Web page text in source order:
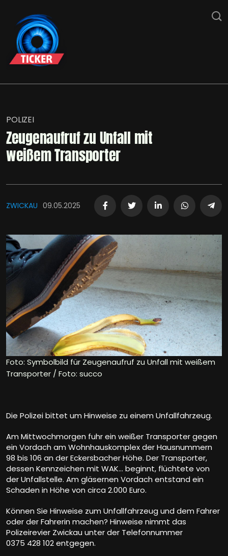
POLIZEI
Zeugenaufruf zu Unfall mit
weißem Transporter
ZWICKAU 09.05.2025
Foto: Symbolbild für Zeugenaufruf zu Unfall mit weißem
Transporter / Foto: succo
Die Polizei bittet um Hinweise zu einem Unfallfahrzeug.
Am Mittwochmorgen fuhr ein weißer Transporter gegen
ein Vordach am Wohnhauskomplex der Hausnummern
98 bis 106 an der Eckersbacher Höhe. Der Transporter,
dessen Kennzeichen mit WAK… beginnt, flüchtete von
der Unfallstelle. Am gläsernen Vordach entstand ein
Schaden in Höhe von circa 2.000 Euro.
Können Sie Hinweise zum Unfallfahrzeug und dem Fahrer
oder der Fahrerin machen? Hinweise nimmt das
Polizeirevier Zwickau unter der Telefonnummer
0375 428 102 entgegen.